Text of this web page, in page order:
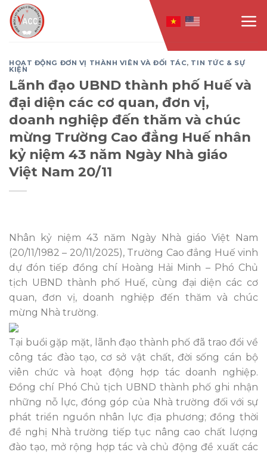
Skip
to
content
HOẠT ĐỘNG ĐƠN VỊ THÀNH VIÊN VÀ ĐỐI TÁC, TIN TỨC & SỰ
KIỆN
Lãnh đạo UBND thành phố Huế và
đại diện các cơ quan, đơn vị,
doanh nghiệp đến thăm và chúc
mừng Trường Cao đẳng Huế nhân
kỷ niệm 43 năm Ngày Nhà giáo
Việt Nam 20/11
Nhân kỷ niệm 43 năm Ngày Nhà giáo Việt Nam
(20/11/1982 – 20/11/2025), Trường Cao đẳng Huế vinh
dự đón tiếp đồng chí Hoàng Hải Minh – Phó Chủ
tịch UBND thành phố Huế, cùng đại diện các cơ
quan, đơn vị, doanh nghiệp đến thăm và chúc
mừng Nhà trường.
Tại buổi gặp mặt, lãnh đạo thành phố đã trao đổi về
công tác đào tạo, cơ sở vật chất, đời sống cán bộ
viên chức và hoạt động hợp tác doanh nghiệp.
Đồng chí Phó Chủ tịch UBND thành phố ghi nhận
những nỗ lực, đóng góp của Nhà trường đối với sự
phát triển nguồn nhân lực địa phương; đồng thời
đề nghị Nhà trường tiếp tục nâng cao chất lượng
đào tạo, mở rộng hợp tác và chủ động đề xuất các